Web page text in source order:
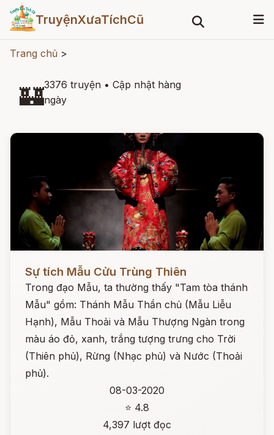
TruyệnXưaTíchCũ
Trang chủ >
🏰3376 truyện • Cập nhật hàng
ngày
Sự tích Mẫu Cửu Trùng Thiên
Trong đạo Mẫu, ta thường thấy "Tam tòa thánh
Mẫu" gồm: Thánh Mẫu Thần chủ (Mẫu Liễu
Hạnh), Mẫu Thoải và Mẫu Thượng Ngàn trong
màu áo đỏ, xanh, trắng tượng trưng cho Trời
(Thiên phủ), Rừng (Nhạc phủ) và Nước (Thoải
phủ).
08-03-2020
⭐ 4.8
4,397 lượt đọc